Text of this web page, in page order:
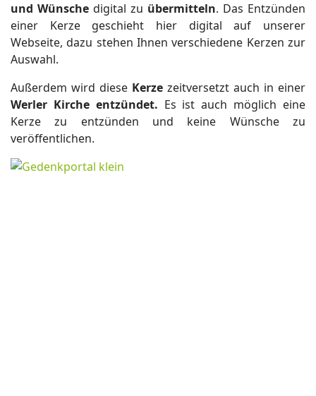
und Wünsche digital zu übermitteln. Das Entzünden
einer Kerze geschieht hier digital auf unserer
Webseite, dazu stehen Ihnen verschiedene Kerzen zur
Auswahl.
Außerdem wird diese Kerze zeitversetzt auch in einer
Werler Kirche entzündet. Es ist auch möglich eine
Kerze zu entzünden und keine Wünsche zu
veröffentlichen.